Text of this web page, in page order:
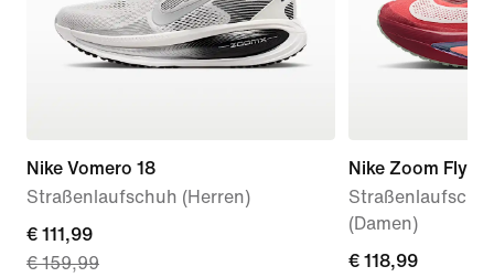
Nike Vomero 18
Straßenlaufschuh (Herren)
current
price
€ 111,99
€ 159,99
Nike Zoom Fly 6
(Damen)
current
€ 118,99